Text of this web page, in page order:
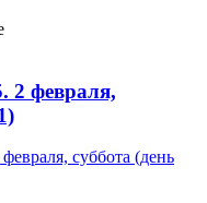
2 февраля,